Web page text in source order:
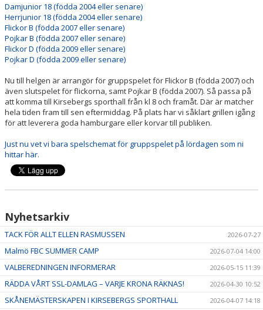
Damjunior 18 (födda 2004 eller senare)
Herrjunior 18 (födda 2004 eller senare)
Flickor B (födda 2007 eller senare)
Pojkar B (födda 2007 eller senare)
Flickor D (födda 2009 eller senare)
Pojkar D (födda 2009 eller senare)
Nu till helgen är arrangör för gruppspelet för Flickor B (födda 2007) och
även slutspelet för flickorna, samt Pojkar B (födda 2007). Så passa på
att komma till Kirsebergs sporthall från kl 8 och framåt. Där är matcher
hela tiden fram till sen eftermiddag. På plats har vi såklart grillen igång
för att leverera goda hamburgare eller korvar till publiken.
Just nu vet vi bara spelschemat för gruppspelet på lördagen som ni
hittar här.
Nyhetsarkiv
TACK FÖR ALLT ELLEN RASMUSSEN 2026-07-27
Malmö FBC SUMMER CAMP 2026-07-04 14:00
VALBEREDNINGEN INFORMERAR 2026-05-15 11:39
RÄDDA VÅRT SSL-DAMLAG – VARJE KRONA RÄKNAS! 2026-04-30 10:52
SKÅNEMÄSTERSKAPEN I KIRSEBERGS SPORTHALL 2026-04-07 14:18